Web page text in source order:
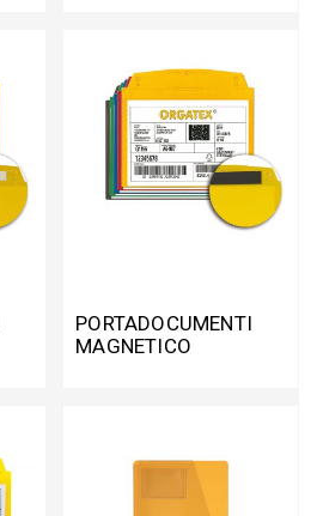
PORTADOCUMENTI
MAGNETICO